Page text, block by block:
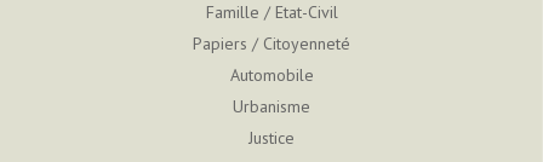
Famille / Etat-Civil
Papiers / Citoyenneté
Automobile
Urbanisme
Justice